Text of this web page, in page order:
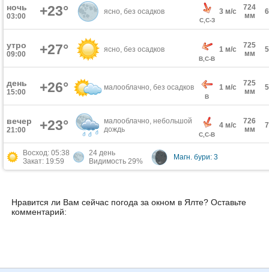
ночь
03:00 +23° ясно, без осадков
С,С-З
3 м/с
724
мм
утро
09:00 +27° ясно, без осадков
В,С-В
1 м/с
725
мм
день
15:00 +26° малооблачно, без осадков
В
1 м/с
725
мм
вечер
21:00 +23°
малооблачно, небольшой
дождь
С,С-В
4 м/с
726
мм
Восход: 05:38
Закат: 19:59
24 день
Видимость 29%
Магн. бури: 3
Нравится ли Вам сейчас погода за окном в Ялте? Оставьте
комментарий: